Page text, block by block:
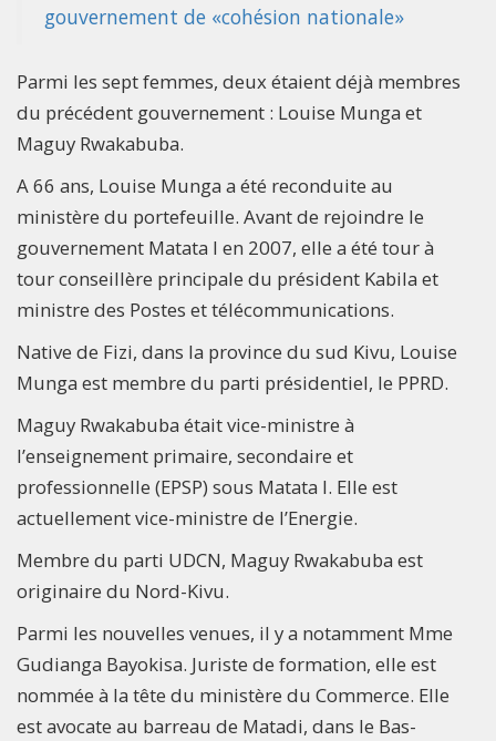
gouvernement de «cohésion nationale»
Parmi les sept femmes, deux étaient déjà membres
du précédent gouvernement : Louise Munga et
Maguy Rwakabuba.
A 66 ans, Louise Munga a été reconduite au
ministère du portefeuille. Avant de rejoindre le
gouvernement Matata I en 2007, elle a été tour à
tour conseillère principale du président Kabila et
ministre des Postes et télécommunications.
Native de Fizi, dans la province du sud Kivu, Louise
Munga est membre du parti présidentiel, le PPRD.
Maguy Rwakabuba était vice-ministre à
l’enseignement primaire, secondaire et
professionnelle (EPSP) sous Matata I. Elle est
actuellement vice-ministre de l’Energie.
Membre du parti UDCN, Maguy Rwakabuba est
originaire du Nord-Kivu.
Parmi les nouvelles venues, il y a notamment Mme
Gudianga Bayokisa. Juriste de formation, elle est
nommée à la tête du ministère du Commerce. Elle
est avocate au barreau de Matadi, dans le Bas-